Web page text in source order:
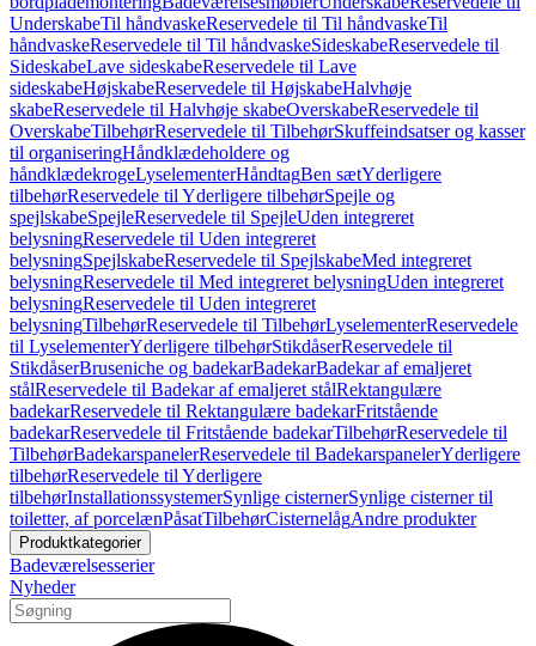
UnderskabeTil håndvaskeReservedele til Til håndvaskeTil
håndvaskeReservedele til Til håndvaskeSideskabeReservedele til
SideskabeLave sideskabeReservedele til Lave
sideskabeHøjskabeReservedele til HøjskabeHalvhøje
skabeReservedele til Halvhøje skabeOverskabeReservedele til
OverskabeTilbehørReservedele til TilbehørSkuffeindsatser og kasser
til organiseringHåndklædeholdere og
håndklædekrogeLyselementerHåndtagBen sætYderligere
tilbehørReservedele til Yderligere tilbehørSpejle og
spejlskabeSpejleReservedele til SpejleUden integreret
belysningReservedele til Uden integreret
belysningSpejlskabeReservedele til SpejlskabeMed integreret
belysningReservedele til Med integreret belysningUden integreret
belysningReservedele til Uden integreret
belysningTilbehørReservedele til TilbehørLyselementerReservedele
til LyselementerYderligere tilbehørStikdåserReservedele til
StikdåserBruseniche og badekarBadekarBadekar af emaljeret
stålReservedele til Badekar af emaljeret stålRektangulære
badekarReservedele til Rektangulære badekarFritstående
badekarReservedele til Fritstående badekarTilbehørReservedele til
TilbehørBadekarspanelerReservedele til BadekarspanelerYderligere
tilbehørReservedele til Yderligere
tilbehørInstallationssystemerSynlige cisternerSynlige cisterner til
toiletter, af porcelænPåsatTilbehørCisternelågAndre produkter
Produktkategorier
Badeværelsesserier
Nyheder